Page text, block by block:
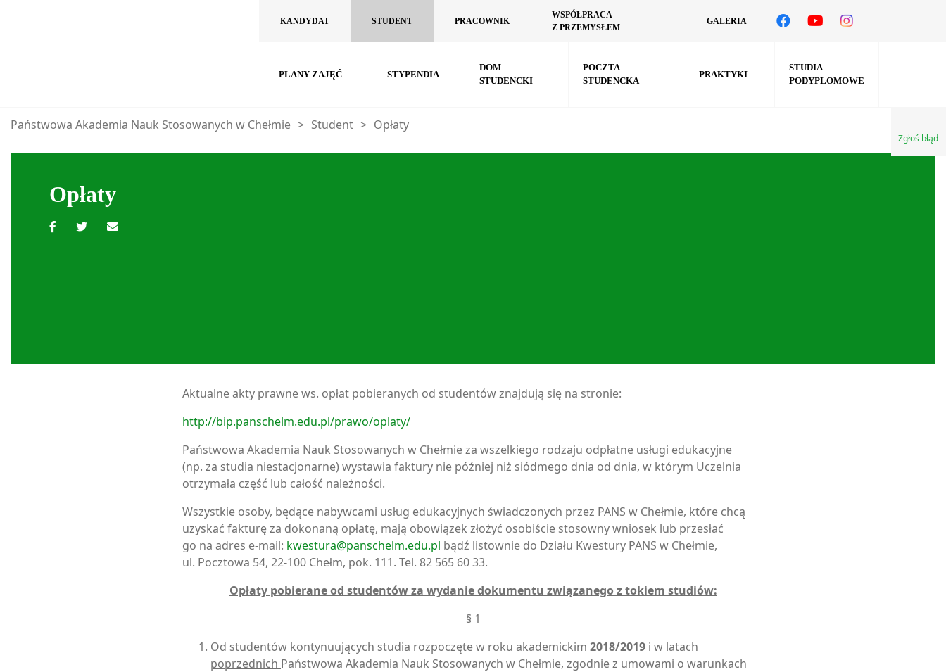
KANDYDAT STUDENT PRACOWNIK
WSPÓŁPRACA
Z PRZEMYSŁEM
GALERIA
PLANY ZAJĘĆ STYPENDIA
DOM
STUDENCKI
POCZTA
STUDENCKA
PRAKTYKI
STUDIA
PODYPLOMOWE
Zgłoś błąd
Państwowa Akademia Nauk Stosowanych w Chełmie > Student > Opłaty
Opłaty
Aktualne akty prawne ws. opłat pobieranych od studentów znajdują się na stronie:
http://bip.panschelm.edu.pl/prawo/oplaty/
Państwowa Akademia Nauk Stosowanych w Chełmie za wszelkiego rodzaju odpłatne usługi edukacyjne
(np. za studia niestacjonarne) wystawia faktury nie później niż siódmego dnia od dnia, w którym Uczelnia
otrzymała część lub całość należności.
Wszystkie osoby, będące nabywcami usług edukacyjnych świadczonych przez PANS w Chełmie, które chcą
uzyskać fakturę za dokonaną opłatę, mają obowiązek złożyć osobiście stosowny wniosek lub przesłać
go na adres e-mail: kwestura@panschelm.edu.pl bądź listownie do Działu Kwestury PANS w Chełmie,
ul. Pocztowa 54, 22-100 Chełm, pok. 111. Tel. 82 565 60 33.
Opłaty pobierane od studentów za wydanie dokumentu związanego z tokiem studiów:
§ 1
Od studentów kontynuujących studia rozpoczęte w roku akademickim 2018/2019 i w latach
poprzednich Państwowa Akademia Nauk Stosowanych w Chełmie, zgodnie z umowami o warunkach